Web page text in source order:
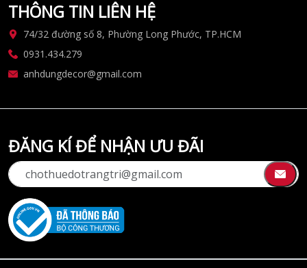
THÔNG TIN LIÊN HỆ
74/32 đường số 8, Phường Long Phước, TP.HCM
0931.434.279
anhdungdecor@gmail.com
ĐĂNG KÍ ĐỂ NHẬN ƯU ĐÃI